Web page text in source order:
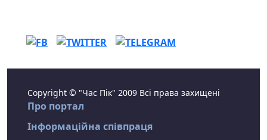
Copyright © "Час Пік" 2009 Всі права захищені
Про портал
Інформаційна співпраця